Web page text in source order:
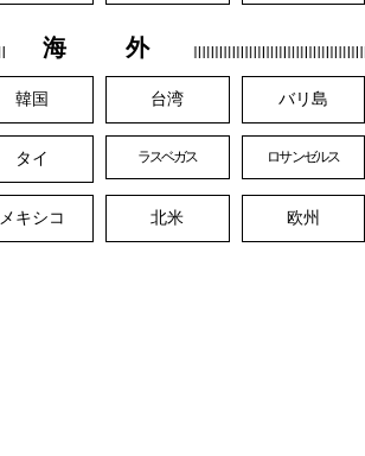
海 外
韓国 台湾 バリ島
タイ ラスベガス ロサンゼルス
メキシコ 北米 欧州